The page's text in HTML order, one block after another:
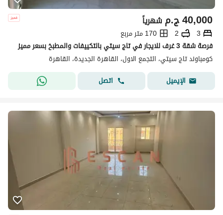
ج.م40,000 شهرياً
3
2
170 متر مربع
فرصة شقة 3 غرف للايجار في تاج سيتي بالتكييفات والمطبخ بسعر مميز
كومباوند تاج سيتي، التجمع الاول، القاهرة الجديدة، القاهرة
الإيميل
اتصل